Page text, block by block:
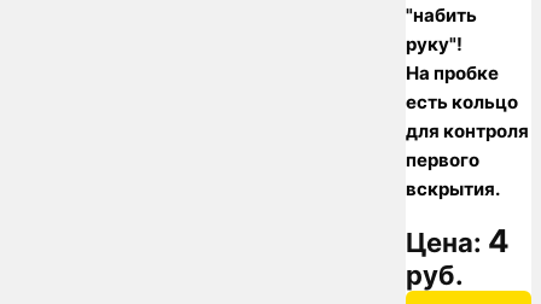
"набить
руку"!
На пробке
есть кольцо
для контроля
первого
вскрытия.
Цена: 4
руб.